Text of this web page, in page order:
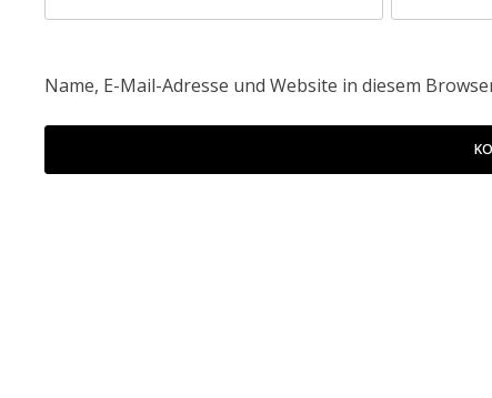
Name, E-Mail-Adresse und Website in diesem